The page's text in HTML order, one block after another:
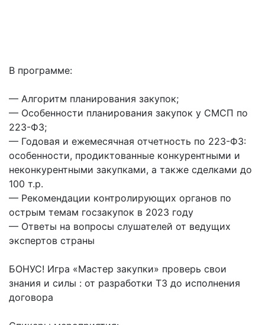
В программе:
— Алгоритм планирования закупок;
— Особенности планирования закупок у СМСП по
223-ФЗ;
— Годовая и ежемесячная отчетность по 223-ФЗ:
особенности, продиктованные конкурентными и
неконкурентными закупками, а также сделками до
100 т.р.
— Рекомендации контролирующих органов по
острым темам госзакупок в 2023 году
— Ответы на вопросы слушателей от ведущих
экспертов страны
БОНУС! Игра «Мастер закупки» проверь свои
знания и силы : от разработки ТЗ до исполнения
договора